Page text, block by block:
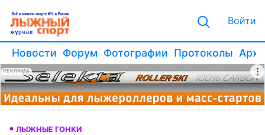
Войти
Новости Форум Фотографии Протоколы
РЕКЛАМА
ЛЫЖНЫЕ ГОНКИ